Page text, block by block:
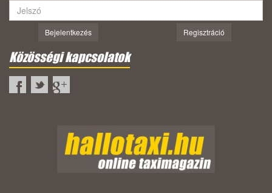
Bejelentkezés Regisztráció
Közösségi kapcsolatok